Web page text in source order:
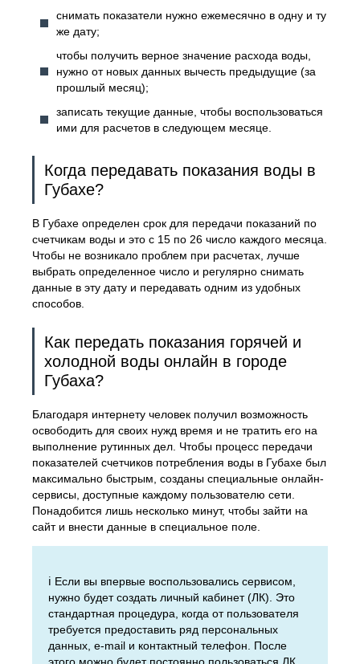
снимать показатели нужно ежемесячно в одну и ту
же дату;
чтобы получить верное значение расхода воды,
нужно от новых данных вычесть предыдущие (за
прошлый месяц);
записать текущие данные, чтобы воспользоваться
ими для расчетов в следующем месяце.
Когда передавать показания воды в
Губахе?
В Губахе определен срок для передачи показаний по
счетчикам воды и это с 15 по 26 число каждого месяца.
Чтобы не возникало проблем при расчетах, лучше
выбрать определенное число и регулярно снимать
данные в эту дату и передавать одним из удобных
способов.
Как передать показания горячей и
холодной воды онлайн в городе
Губаха?
Благодаря интернету человек получил возможность
освободить для своих нужд время и не тратить его на
выполнение рутинных дел. Чтобы процесс передачи
показателей счетчиков потребления воды в Губахе был
максимально быстрым, созданы специальные онлайн-
сервисы, доступные каждому пользователю сети.
Понадобится лишь несколько минут, чтобы зайти на
сайт и внести данные в специальное поле.
ℹ️ Если вы впервые воспользовались сервисом,
нужно будет создать личный кабинет (ЛК). Это
стандартная процедура, когда от пользователя
требуется предоставить ряд персональных
данных, e-mail и контактный телефон. После